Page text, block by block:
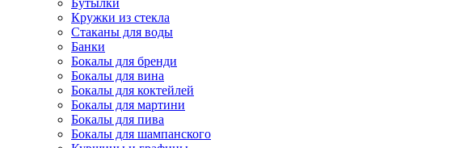
Кружки из стекла
Стаканы для воды
Банки
Бокалы для бренди
Бокалы для вина
Бокалы для коктейлей
Бокалы для мартини
Бокалы для пива
Бокалы для шампанского